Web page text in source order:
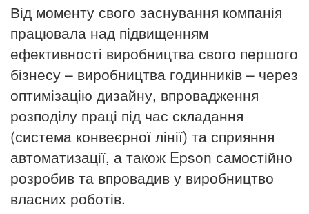
Від моменту свого заснування компанія
працювала над підвищенням
ефективності виробництва свого першого
бізнесу – виробництва годинників – через
оптимізацію дизайну, впровадження
розподілу праці під час складання
(система конвеєрної лінії) та сприяння
автоматизації, а також Epson самостійно
розробив та впровадив у виробництво
власних роботів.